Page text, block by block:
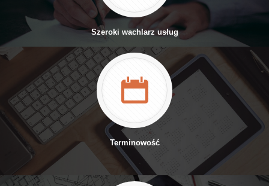
Szeroki wachlarz usług
Terminowość